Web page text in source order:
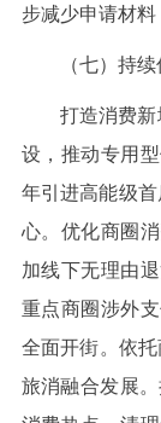
步减少申请材料
（七）持续
打造消费新地
设，推动专用
年引进高能级
心。优化商圈
加线下无理由
重点商圈涉外
全面开街。依
旅消融合发展